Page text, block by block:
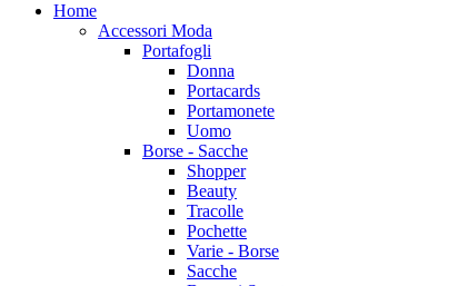
Home
Accessori Moda
Portafogli
Donna
Portacards
Portamonete
Uomo
Borse - Sacche
Shopper
Beauty
Tracolle
Pochette
Varie - Borse
Sacche